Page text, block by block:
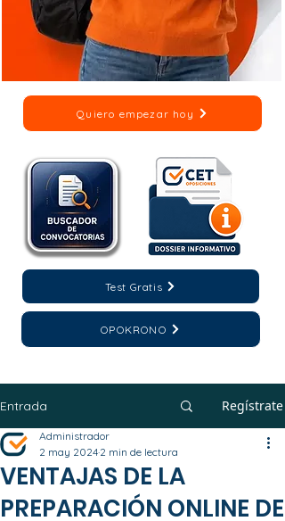
Quiero empezar hoy
Test Gratis
OPOKRONO
Entrada Regístrate
VENTAJAS DE LA
PREPARACIÓN ONLINE DE
Administrador
2 may 2024 2 min de lectura